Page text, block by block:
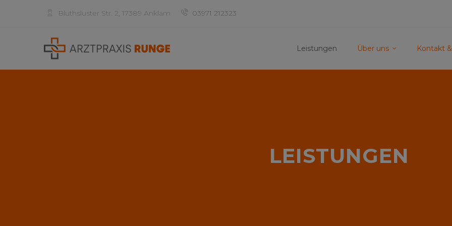
Bluthsluster Str. 2, 17389 Anklam 03971 212323
Leistungen Über uns Kontakt
LEISTUNGEN